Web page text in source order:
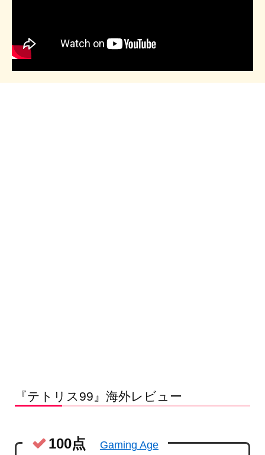
『テトリス99』海外レビュー
100点 Gaming Age